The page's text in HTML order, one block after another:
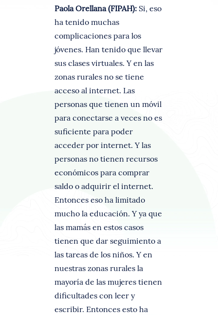
Paola Orellana (FIPAH): Si, eso
ha tenido muchas
complicaciones para los
jóvenes. Han tenido que llevar
sus clases virtuales. Y en las
zonas rurales no se tiene
acceso al internet. Las
personas que tienen un móvil
para conectarse a veces no es
suficiente para poder
acceder por internet. Y las
personas no tienen recursos
económicos para comprar
saldo o adquirir el internet.
Entonces eso ha limitado
mucho la educación. Y ya que
las mamás en estos casos
tienen que dar seguimiento a
las tareas de los niños. Y en
nuestras zonas rurales la
mayoría de las mujeres tienen
dificultades con leer y
escribir. Entonces esto ha